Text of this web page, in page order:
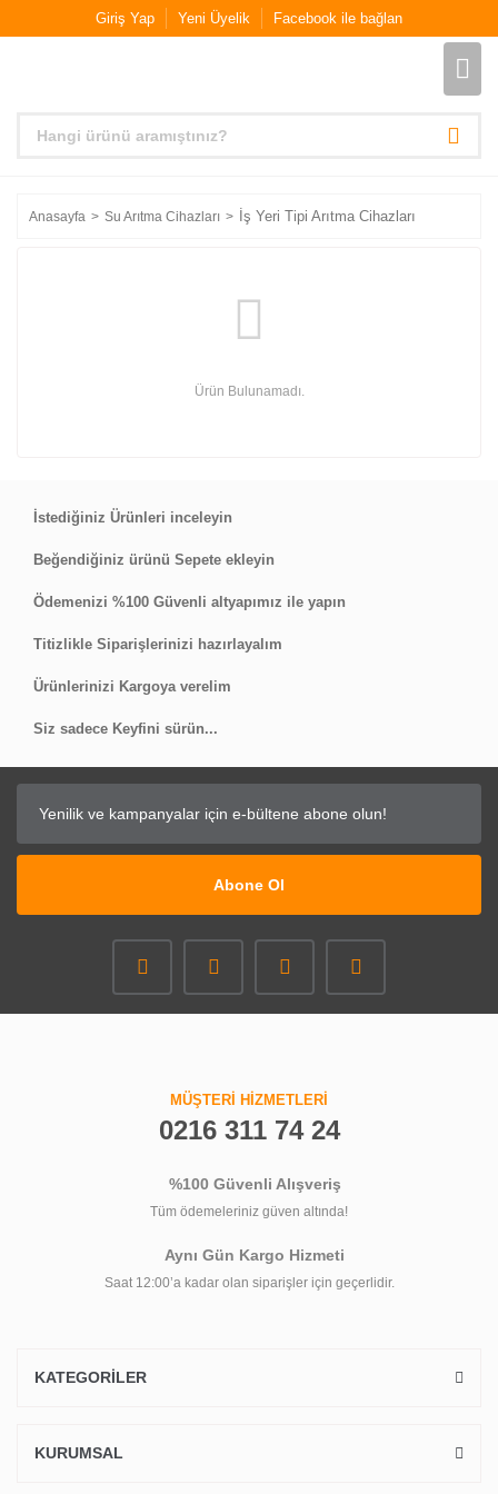
Giriş Yap Yeni Üyelik Facebook ile bağlan
Anasayfa Su Arıtma Cihazları İş Yeri Tipi Arıtma Cihazları
Ürün Bulunamadı.
İstediğiniz Ürünleri inceleyin
Beğendiğiniz ürünü Sepete ekleyin
Ödemenizi %100 Güvenli altyapımız ile yapın
Titizlikle Siparişlerinizi hazırlayalım
Ürünlerinizi Kargoya verelim
Siz sadece Keyfini sürün...
Abone Ol
MÜŞTERİ HİZMETLERİ
0216 311 74 24
%100 Güvenli Alışveriş
Tüm ödemeleriniz güven altında!
Aynı Gün Kargo Hizmeti
Saat 12:00’a kadar olan siparişler için geçerlidir.
KATEGORİLER
KURUMSAL